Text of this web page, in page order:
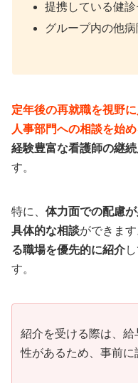
提携している健
グループ内の他病
定年後の再就職を視野
人事部門への相談を始
経験豊富な看護師の継
す。
特に、 体力面での配慮
具体的な相談ができます
る職場を優先的に紹介
す。
紹介を受ける際は、
性があるため、事前に